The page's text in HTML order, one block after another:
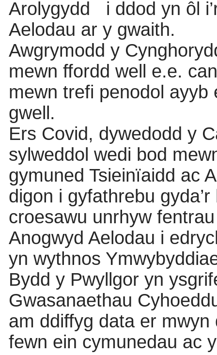
Arolygydd
i ddod yn ôl
Aelodau ar y gwaith.
Awgrymodd y
mewn ffordd well e.e.
mewn trefi penodol
gwell.
Ers Covid, dywedodd y
sylweddol wedi bod
gymuned Tsieinïaidd ac
digon i gyfathrebu
croesawu unrhyw
Anogwyd Aelodau i
yn wythnos
Bydd y Pwyllgor yn
Gwasanaethau
am ddiffyg data er mwyn
fewn ein cymunedau ac